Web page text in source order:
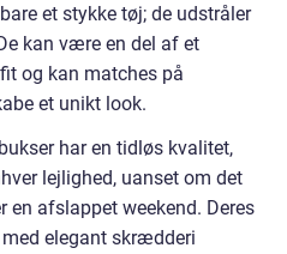
et stykke tøj; de udstråler
kan være en del af et
og kan matches på
et unikt look.
har en tidløs kvalitet,
lejlighed, uanset om det
en afslappet weekend. Deres
elegant skrædderi